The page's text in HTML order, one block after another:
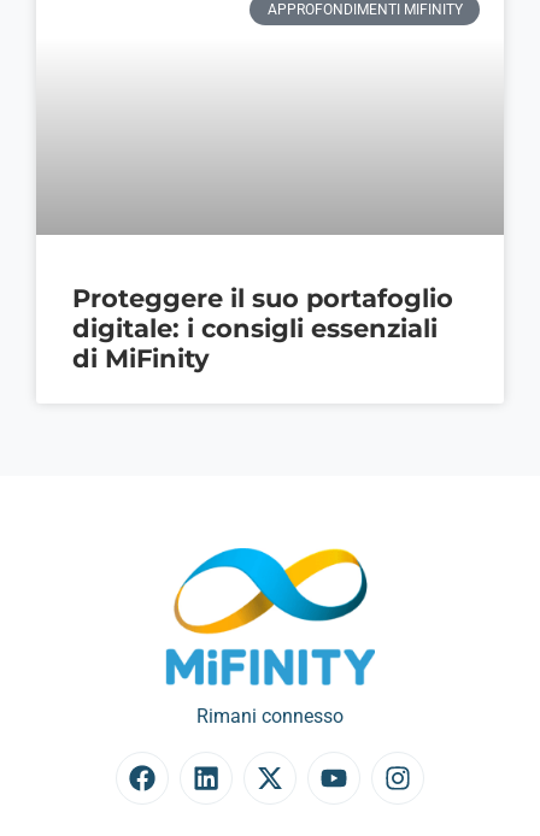
APPROFONDIMENTI MIFINITY
Proteggere il suo portafoglio
digitale: i consigli essenziali
di MiFinity
Rimani connesso